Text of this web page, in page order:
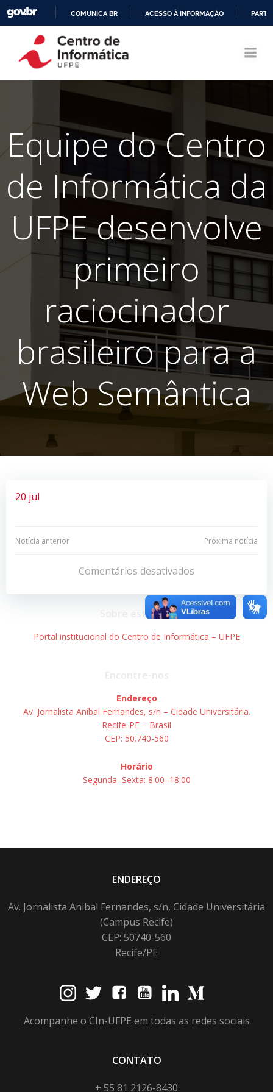
CONTEÚDO
COMUNICA BR ACESSO À INFORMAÇÃO
Equipe do Centro
de Informática da
UFPE desenvolve
primeiro
raciocinador
brasileiro para a
Web Semântica
20 jul
Navegação
Post
Notícia anterior
Navegação
de
Post
Próxima notícia
Comentários desativados
Sobre este site
Portal institucional do Centro de Informática – UFPE
Endereço
Av. Jornalista Aníbal Fernandes, s/n – Cidade Universitária.
Recife-PE – Brasil
CEP: 50.740-560
Horário
Segunda–Sexta: 8:00–18:00
ENDEREÇO
Av. Jornalista Anibal Fernandes, s/n, Cidade Universitária
(Campus Recife)
CEP: 50740-560
Recife/PE
Acompanhe o CIn-UFPE em todas as redes sociais
CONTATO
+ 55 81 2126-8430